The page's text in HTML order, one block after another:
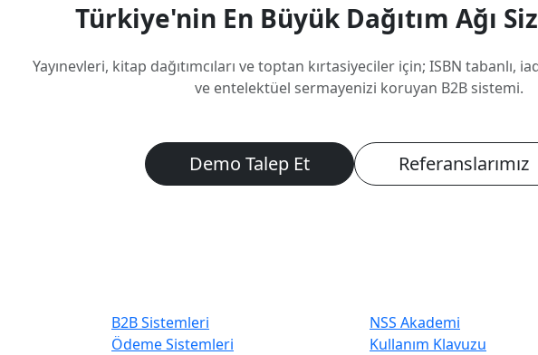
Türkiye'nin En Büyük Dağıtım Ağı
Yayınevleri, kitap dağıtımcıları ve toptan kırtasiyeciler için; ISBN tabanlı,
ve entelektüel sermayenizi koruyan B2B sistemi.
Demo Talep Et Referanslarımız
B2B Sistemleri
Ödeme Sistemleri
NSS Akademi
Kullanım Klavuzu